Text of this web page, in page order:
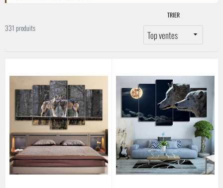
331 produits
TRIER